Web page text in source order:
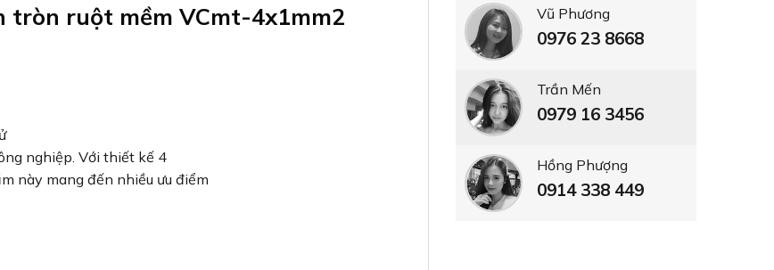
ruột mềm VCmt-4x1mm2
nghiệp. Với thiết kế 4
này mang đến nhiều ưu điểm
Vũ Phương
0976 23 8668
Trần Mến
0979 16 3456
Hồng Phượng
0914 338 449